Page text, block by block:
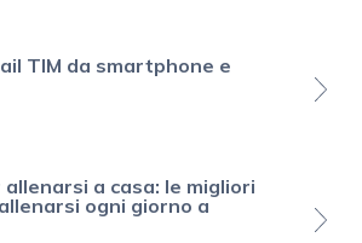
TIM da smartphone e
a casa: le migliori
ogni giorno a